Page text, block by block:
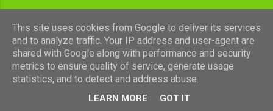
Fourni par Blogger
This site uses cookies from Google to deliver its services
and to analyze traffic. Your IP address and user-agent are
shared with Google along with performance and security
metrics to ensure quality of service, generate usage
statistics, and to detect and address abuse.
LEARN MORE GOT IT